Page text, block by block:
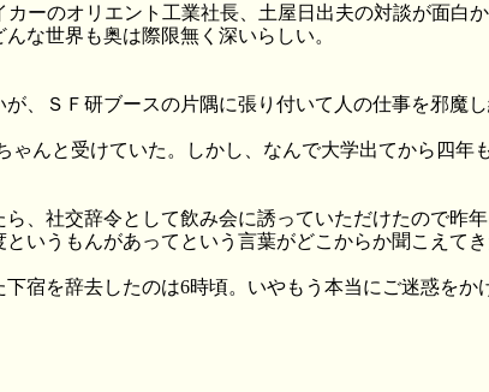
ーのオリエント工業社長、土屋日出夫の対談が面白
な世界も奥は際限無く深いらしい。
、ＳＦ研ブースの片隅に張り付いて人の仕事を邪魔
ゃんと受けていた。しかし、なんで大学出てから四
、社交辞令として飲み会に誘っていただけたので昨
いうもんがあってという言葉がどこからか聞こえてき
宿を辞去したのは6時頃。いやもう本当にご迷惑を